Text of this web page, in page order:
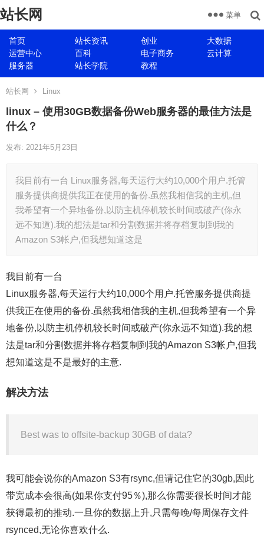
站长网
首页 站长资讯 创业
大数据
运营中心
百科 电子商务
云计算
服务器
站长学院 教程
菜单
站长网 Linux
linux – 使用30GB数据备份Web服务器的最佳方法是
什么？
发布: 2021年5月23日
我目前有一台 Linux服务器,每天运行大约10,000个用户.托管
服务提供商提供我正在使用的备份.虽然我相信我的主机,但
我希望有一个异地备份,以防主机停机较长时间或破产(你永
远不知道).我的想法是tar和分割数据并将存档复制到我的
Amazon S3帐户,但我想知道这是
我目前有一台
Linux服务器,每天运行大约10,000个用户.托管服务提供商提
供我正在使用的备份.虽然我相信我的主机,但我希望有一个异
地备份,以防主机停机较长时间或破产(你永远不知道).我的想
法是tar和分割数据并将存档复制到我的Amazon S3帐户,但我
想知道这是不是最好的主意.
解决方法
Best was to offsite-backup 30GB of data?
我可能会说你的Amazon S3有rsync,但请记住它的30gb,因此
带宽成本会很高(如果你支付95％),那么你需要很长时间才能
获得最初的推动.一旦你的数据上升,只需每晚/每周保存文件
rsynced,无论你喜欢什么.